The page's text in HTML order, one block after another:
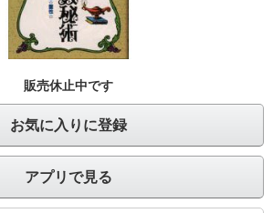
販売休止中です
お気に入りに登録
アプリで見る